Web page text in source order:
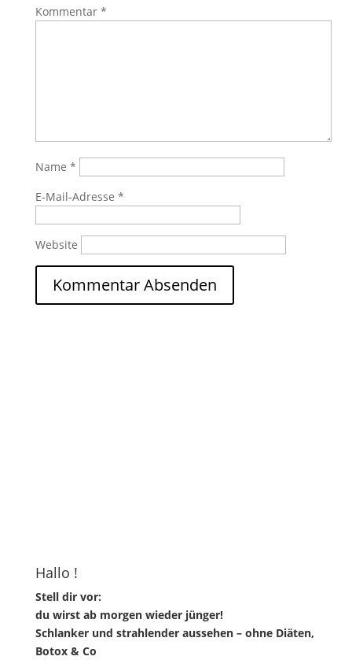
Kommentar *
Name *
E-Mail-Adresse *
Website
Hallo !
Stell dir vor:
du wirst ab morgen wieder jünger!
Schlanker und strahlender aussehen – ohne Diäten,
Botox & Co